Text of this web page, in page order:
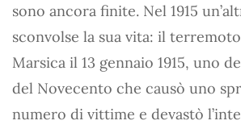
sono ancora finite. Nel 1915
sconvolse la sua vita: il
Marsica il 13 gennaio 1915, uno
del Novecento che causò uno
numero di vittime e devastò